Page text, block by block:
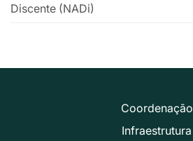
Discente (NADi)
Coordenação
Infraestrutura